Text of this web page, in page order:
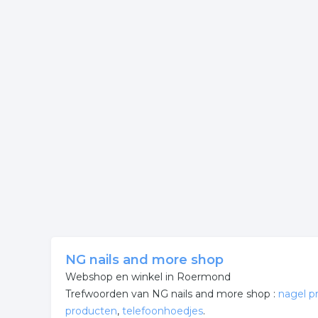
NG nails and more shop
Webshop en winkel in Roermond
Trefwoorden van NG nails and more shop : nagel
producten, telefoonhoedjes.